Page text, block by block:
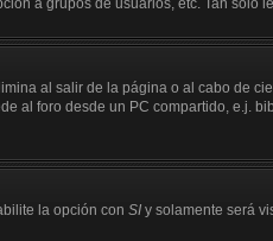
a grupos de usuarios, etc. Tan solo
al salir de la página o al cabo de
foro desde un PC compartido, e.j.
la opción con SI y solamente será